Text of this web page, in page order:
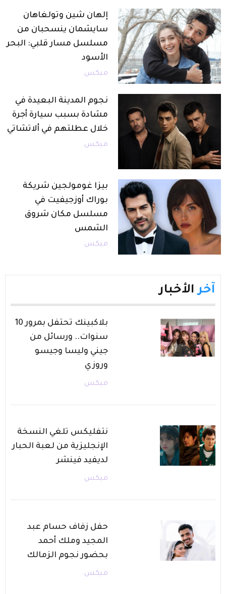
إلهان شين وتولغاهان
سايشمان ينسحبان من
مسلسل مسار قلبي: البحر
الأسود
ميكس
نجوم المدينة البعيدة في
مشادة بسبب سيارة أجرة
خلال عطلتهم في ألاتشاتي
ميكس
بيزا غومولجين شريكة
بوراك أوزجيفيت في
مسلسل مكان شروق
الشمس
ميكس
آخر الأخبار
بلاكبينك تحتفل بمرور 10
سنوات.. ورسائل من
جيني وليسا وجيسو
وروزي
ميكس
نتفليكس تلغي النسخة
الإنجليزية من لعبة الحبار
لديفيد فينشر
ميكس
حفل زفاف حسام عبد
المجيد وملك أحمد
بحضور نجوم الزمالك
ميكس